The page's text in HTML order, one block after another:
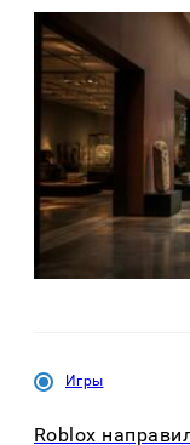
Игры
Roblox